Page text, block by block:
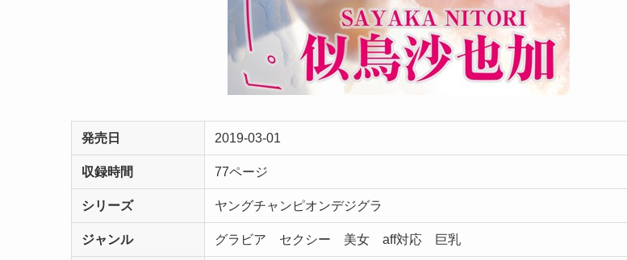
発売日 2019-03-01
収録時間 77ページ
シリーズ ヤングチャンピオンデジグラ
ジャンル グラビア セクシー 美女 aff対応 巨乳